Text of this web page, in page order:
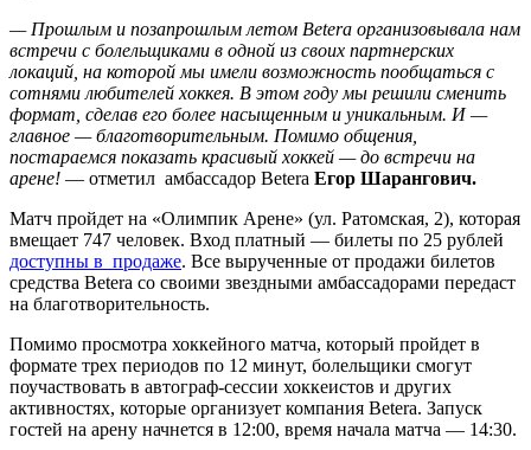
— Прошлым и позапрошлым летом Betera организовывала нам
встречи с болельщиками в одной из своих партнерских
локаций, на которой мы имели возможность пообщаться с
сотнями любителей хоккея. В этом году мы решили сменить
формат, сделав его более насыщенным и уникальным. И —
главное — благотворительным. Помимо общения,
постараемся показать красивый хоккей — до встречи на
арене! — отметил амбассадор Betera Егор Шарангович.
Матч пройдет на «Олимпик Арене» (ул. Ратомская, 2), которая
вмещает 747 человек. Вход платный — билеты по 25 рублей
доступны в продаже. Все вырученные от продажи билетов
средства Betera со своими звездными амбассадорами передаст
на благотворительность.
Помимо просмотра хоккейного матча, который пройдет в
формате трех периодов по 12 минут, болельщики смогут
поучаствовать в автограф-сессии хоккеистов и других
активностях, которые организует компания Betera. Запуск
гостей на арену начнется в 12:00, время начала матча — 14:30.